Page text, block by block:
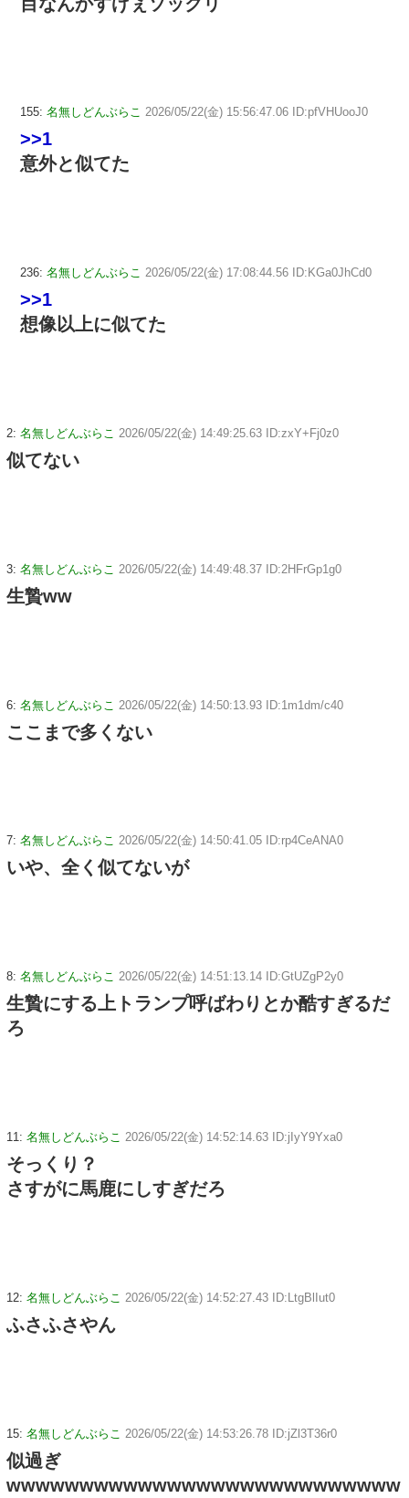
155: 名無しどんぶらこ 2026/05/22(金) 15:56:47.06 ID:pfVHUooJ0
>>1
意外と似てた
236: 名無しどんぶらこ 2026/05/22(金) 17:08:44.56 ID:KGa0JhCd0
>>1
想像以上に似てた
2: 名無しどんぶらこ 2026/05/22(金) 14:49:25.63 ID:zxY+Fj0z0
似てない
3: 名無しどんぶらこ 2026/05/22(金) 14:49:48.37 ID:2HFrGp1g0
生贄ww
6: 名無しどんぶらこ 2026/05/22(金) 14:50:13.93 ID:1m1dm/c40
ここまで多くない
7: 名無しどんぶらこ 2026/05/22(金) 14:50:41.05 ID:rp4CeANA0
いや、全く似てないが
8: 名無しどんぶらこ 2026/05/22(金) 14:51:13.14 ID:GtUZgP2y0
生贄にする上トランプ呼ばわりとか酷すぎるだ
ろ
11: 名無しどんぶらこ 2026/05/22(金) 14:52:14.63 ID:jIyY9Yxa0
そっくり？
さすがに馬鹿にしすぎだろ
12: 名無しどんぶらこ 2026/05/22(金) 14:52:27.43 ID:LtgBlIut0
ふさふさやん
15: 名無しどんぶらこ 2026/05/22(金) 14:53:26.78 ID:jZl3T36r0
似過ぎ
wwwwwwwwwwwwwwwwwwwwwwwwwww